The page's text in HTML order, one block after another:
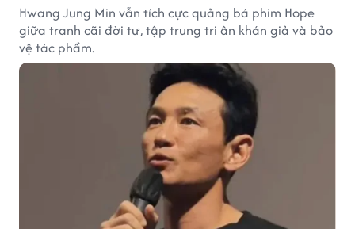
Hwang Jung Min vẫn tích cực quảng bá phim Hope
giữa tranh cãi đời tư, tập trung tri ân khán giả và bảo
vệ tác phẩm.